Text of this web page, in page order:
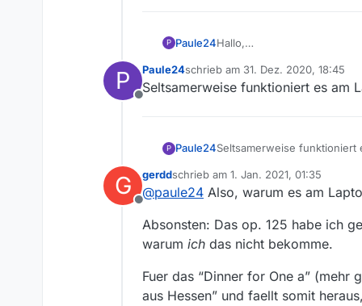
P Paule24Hallo,
Ludwig van
Dinner for one auf
Wer kann mir das
P
Offline
Paule24schrieb am 31. Dez. 2020, 18:45
zuletzt editiert von
Seltsamerweise funktioniert es am
P Paule24Seltsamerweise funktioniert
G
Offline
gerddschrieb am 1. Jan. 2021, 01:35
zuletzt editiert von
@paule24 Also, warum es am
Absonsten: Das op. 125 habe ich
warum ich das nicht bekomme.
Fuer das “Dinner for One a”
aus Hessen” und faellt somit